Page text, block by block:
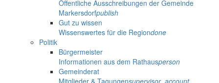
Öffentliche Ausschreibungen der Gemeinde
Markersdorfpublish
Gut zu wissen
Wissenswertes für die Regiondone
Politik
Bürgermeister
Informationen aus dem Rathausperson
Gemeinderat